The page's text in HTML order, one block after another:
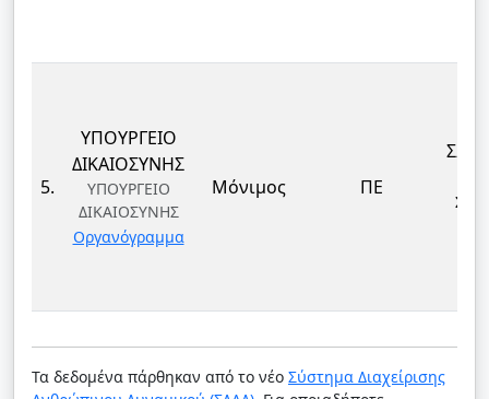
5.
ΥΠΟΥΡΓΕΙΟ
ΔΙΚΑΙΟΣΥΝΗΣ
ΥΠΟΥΡΓΕΙΟ
ΔΙΚΑΙΟΣΥΝΗΣ
Οργανόγραμμα
Μόνιμος ΠΕ
Τα δεδομένα πάρθηκαν από το νέο Σύστημα Διαχείρισης